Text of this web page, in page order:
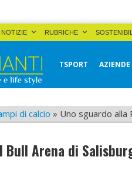
NOTIZIE RUBRICHE
TSPORT AZIENDE
di calcio » Uno sguardo alla
Bull Arena di